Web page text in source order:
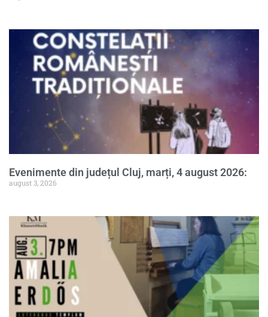
Evenimente din județul Cluj, marți, 4 august 2026:
august 3, 2026